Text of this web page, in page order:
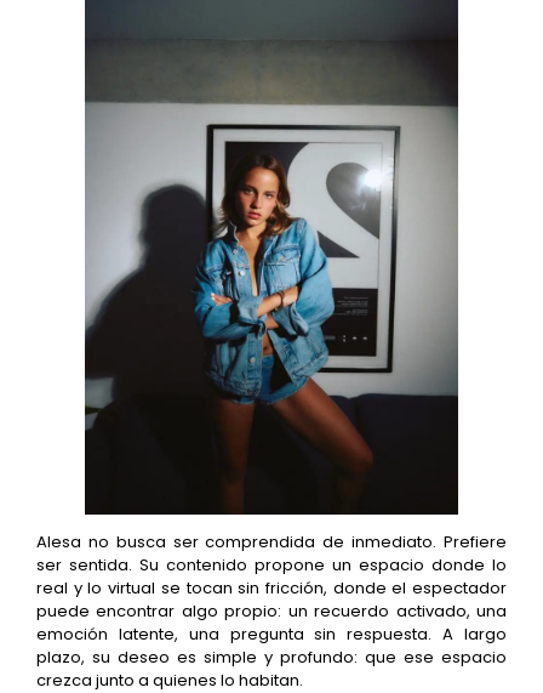
Alesa no busca ser comprendida de inmediato. Prefiere
ser sentida. Su contenido propone un espacio donde lo
real y lo virtual se tocan sin fricción, donde el espectador
puede encontrar algo propio: un recuerdo activado, una
emoción latente, una pregunta sin respuesta. A largo
plazo, su deseo es simple y profundo: que ese espacio
crezca junto a quienes lo habitan.